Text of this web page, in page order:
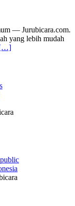
— Jurubicara.com.
yang lebih mudah